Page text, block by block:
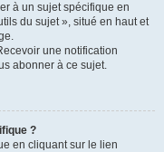
à un sujet spécifique en
du sujet », situé en haut et
une notification
abonner à ce sujet.
?
en cliquant sur le lien